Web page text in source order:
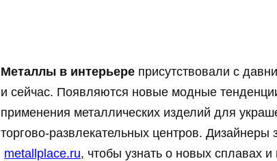
Металлы в интерьере присутствовали с
и сейчас. Появляются новые модные
применения металлических изделий для
торгово-развлекательных центров. Дизайнеры
metallplace.ru, чтобы узнать о новых сплавах